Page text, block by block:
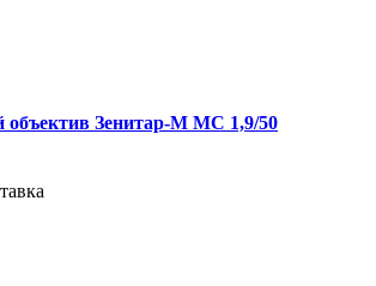
объектив Зенитар-М МС 1,9/50